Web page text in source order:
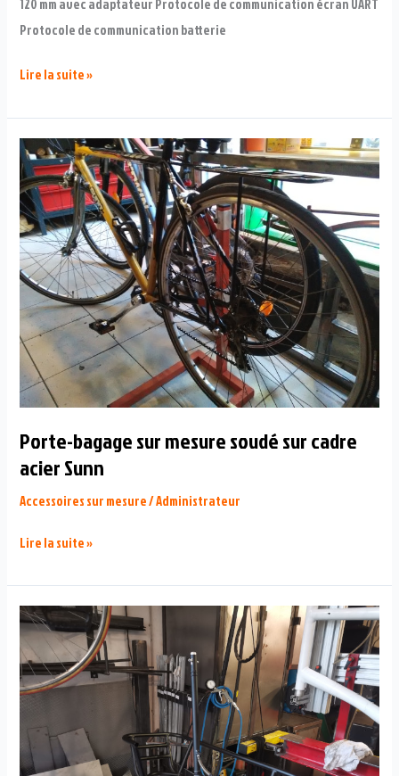
Protocole de communication batterie
Electrification
de
Cyril
Lire la suite »
Porte-bagage sur mesure soudé sur cadre
acier Sunn
Accessoires sur mesure/Administrateur
Porte-
mesure
soudé
sur
cadre
acier
Sunn
Lire la suite »